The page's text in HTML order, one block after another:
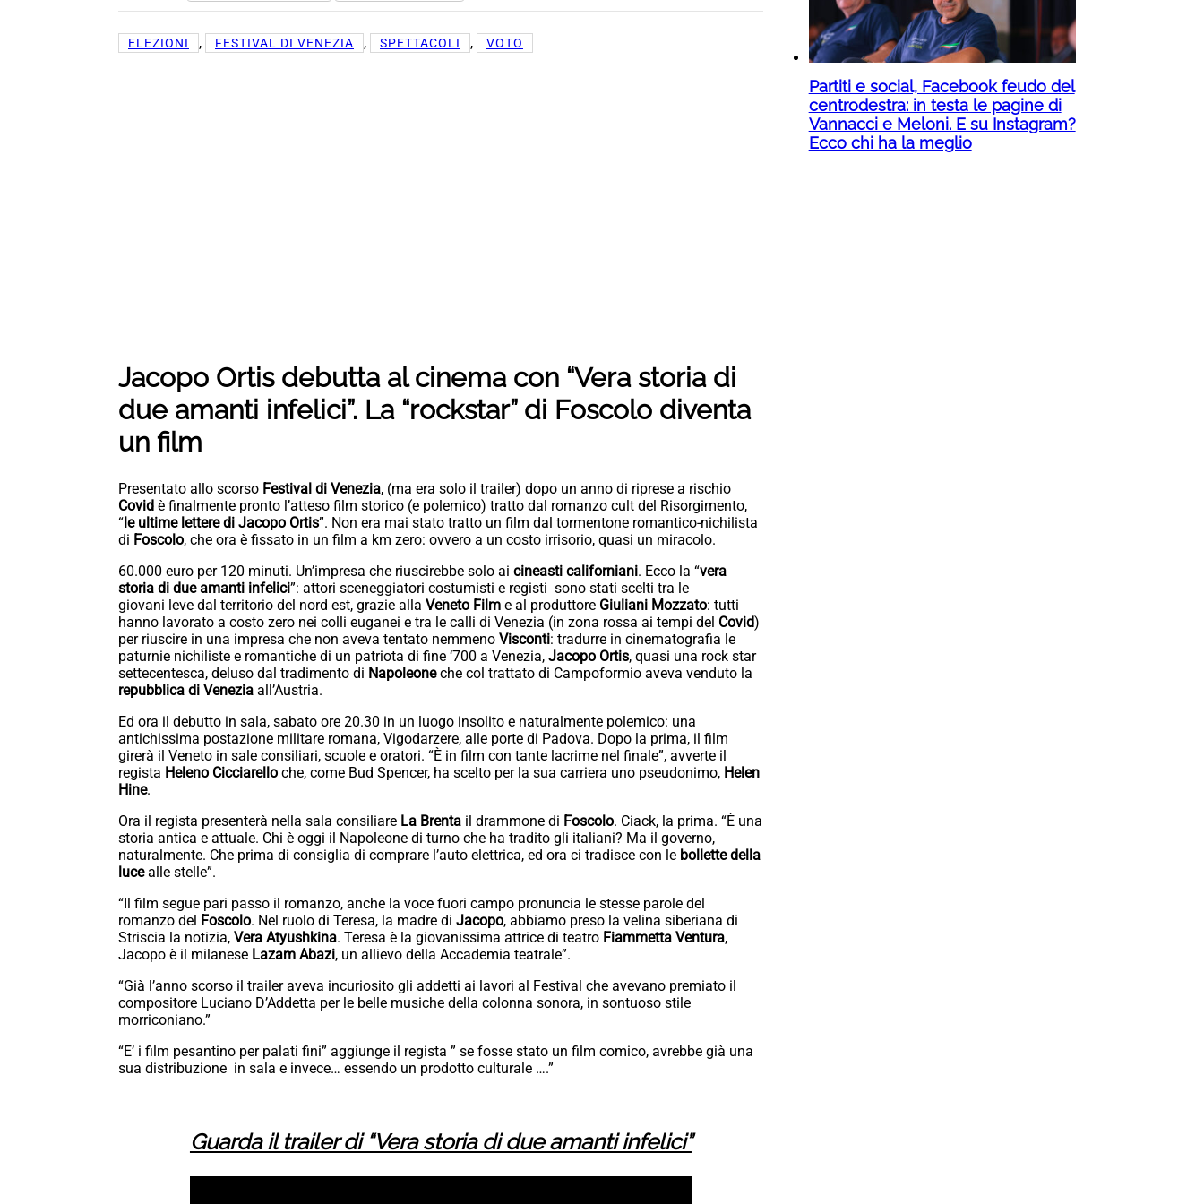
ELEZIONI , FESTIVAL DI VENEZIA , SPETTACOLI , VOTO
Jacopo Ortis debutta al cinema con “Vera storia di
due amanti infelici”. La “rockstar” di Foscolo diventa
un film
Presentato allo scorso Festival di Venezia, (ma era solo il trailer) dopo un anno di riprese a rischio
Covid è finalmente pronto l’atteso film storico (e polemico) tratto dal romanzo cult del Risorgimento,
“ le ultime lettere di Jacopo Ortis”. Non era mai stato tratto un film dal tormentone romantico-nichilista
di Foscolo, che ora è fissato in un film a km zero: ovvero a un costo irrisorio, quasi un miracolo.
60.000 euro per 120 minuti. Un’impresa che riuscirebbe solo ai cineasti californiani. Ecco la “vera
storia di due amanti infelici”: attori sceneggiatori costumisti e registi sono stati scelti tra le
giovani leve dal territorio del nord est, grazie alla Veneto Film e al produttore Giuliani Mozzato: tutti
hanno lavorato a costo zero nei colli euganei e tra le calli di Venezia (in zona rossa ai tempi del Covid)
per riuscire in una impresa che non aveva tentato nemmeno Visconti: tradurre in cinematografia le
paturnie nichiliste e romantiche di un patriota di fine ‘700 a Venezia, Jacopo Ortis, quasi una rock star
settecentesca, deluso dal tradimento di Napoleoneche col trattato di Campoformio aveva venduto la
repubblica di Venezia all’Austria.
Ed ora il debutto in sala, sabato ore 20.30 in un luogo insolito e naturalmente polemico: una
antichissima postazione militare romana, Vigodarzere, alle porte di Padova. Dopo la prima, il film
girerà il Veneto in sale consiliari, scuole e oratori. “È in film con tante lacrime nel finale”, avverte il
regista Heleno Cicciarello che, come Bud Spencer, ha scelto per la sua carriera uno pseudonimo, Helen
Hine.
Ora il regista presenterà nella sala consiliare La Brenta il drammone di Foscolo. Ciack, la prima. “È una
storia antica e attuale. Chi è oggi il Napoleone di turno che ha tradito gli italiani? Ma il governo,
naturalmente. Che prima di consiglia di comprare l’auto elettrica, ed ora ci tradisce con le bollette della
lucealle stelle”.
“Il film segue pari passo il romanzo, anche la voce fuori campo pronuncia le stesse parole del
romanzo del Foscolo. Nel ruolo di Teresa, la madre di Jacopo, abbiamo preso la velina siberiana di
Striscia la notizia, Vera Atyushkina. Teresa è la giovanissima attrice di teatro Fiammetta Ventura,
Jacopo è il milanese Lazam Abazi, un allievo della Accademia teatrale”.
“Già l’anno scorso il trailer aveva incuriosito gli addetti ai lavori al Festival che avevano premiato il
compositore Luciano D’Addetta per le belle musiche della colonna sonora, in sontuoso stile
morriconiano.”
“E’ i film pesantino per palati fini” aggiunge il regista ” se fosse stato un film comico, avrebbe già una
sua distribuzione in sala e invece… essendo un prodotto culturale ….”
Guarda il trailer di “Vera storia di due amanti infelici”
Partiti e social, Facebook feudo del
centrodestra: in testa le pagine di
Vannacci e Meloni. E su Instagram?
Ecco chi ha la meglio